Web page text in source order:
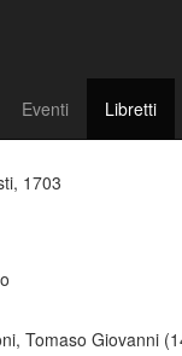
Eventi Libretti
1703
Tomaso Giovanni